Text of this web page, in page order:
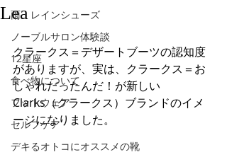
雨・レインシューズ
ノーブルサロン体験談
12星座
食べ物について
フットウェア
セルフケア
デキるオトコにオススメの靴
Lea
クラークス＝デザートブーツの認知度
がありますが、実は、クラークス＝お
しゃれだったんだ！が新しい
Clarks（クラークス）ブランドのイメ
ージになりました。